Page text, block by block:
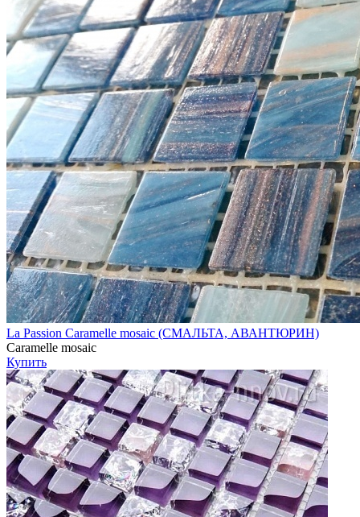
La Passion Caramelle mosaic (СМАЛЬТА, АВАНТЮРИН)
Caramelle mosaic
Купить